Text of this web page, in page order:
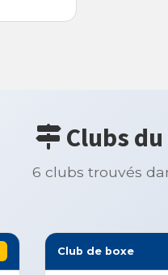
Clubs
6 clubs trouvés
Club de boxe